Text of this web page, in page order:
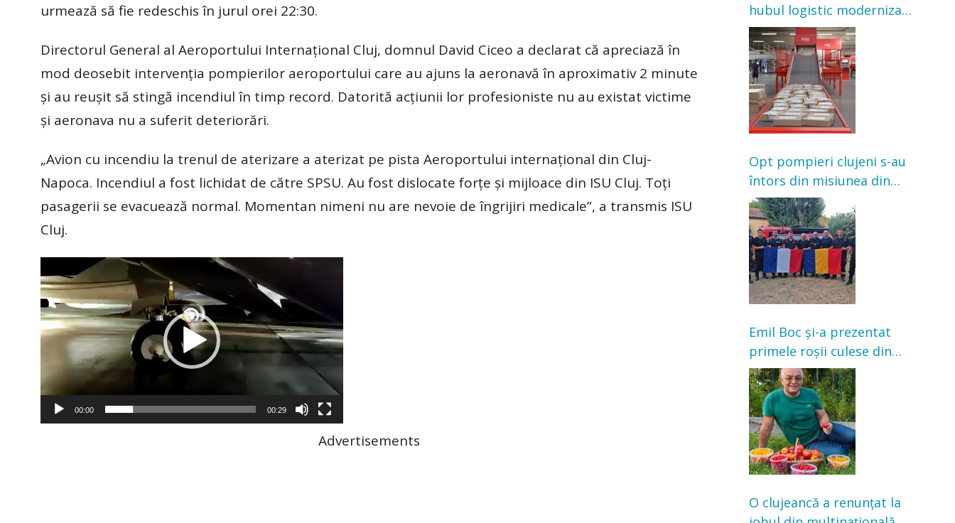
urmează să fie redeschis în jurul orei 22:30.
Directorul General al Aeroportului Internațional Cluj, domnul David Ciceo a declarat că apreciază în
mod deosebit intervenția pompierilor aeroportului care au ajuns la aeronavă în aproximativ 2 minute
și au reușit să stingă incendiul în timp record. Datorită acțiunii lor profesioniste nu au existat victime
și aeronava nu a suferit deteriorări.
„Avion cu incendiu la trenul de aterizare a aterizat pe pista Aeroportului internațional din Cluj-
Napoca. Incendiul a fost lichidat de către SPSU. Au fost dislocate forțe și mijloace din ISU Cluj. Toți
pasagerii se evacuează normal. Momentan nimeni nu are nevoie de îngrijiri medicale”, a transmis ISU
Cluj.
video
00:00 00:29
Advertisements
hubul logistic modernizat
din Cluj-Napoca. Investiție
de 3 milioane de euro
Opt pompieri clujeni s-au
întors din misiunea din
Franța. Au intervenit la
incendii de vegetație și
pădure
Emil Boc și-a prezentat
primele roșii culese din
grădină: „Niciun magazin
nu poate oferi această
satisfacție”
O clujeancă a renunțat la